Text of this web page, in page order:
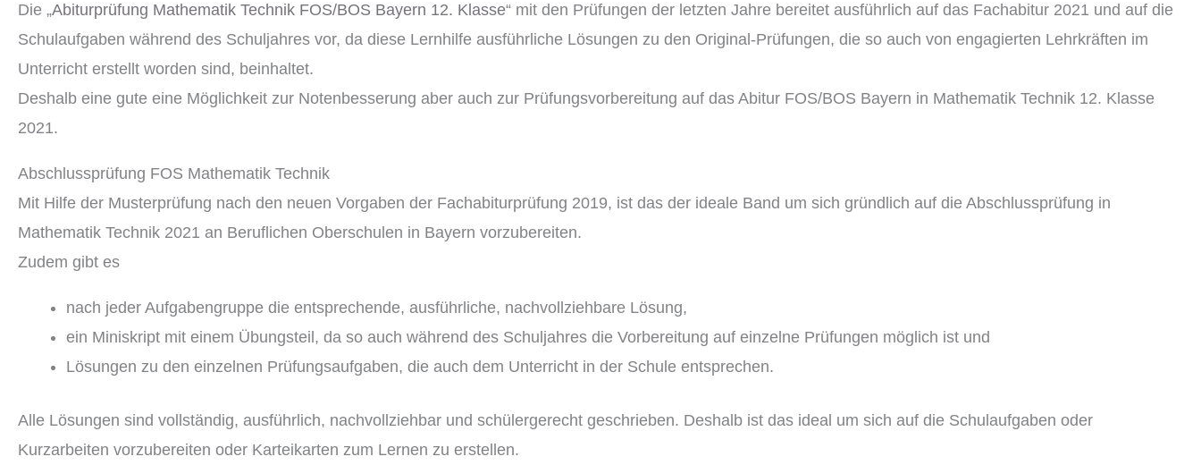
Die „Abiturprüfung Mathematik Technik FOS/BOS Bayern 12. Klasse“ mit den Prüfungen der letzten Jahre bereitet ausführlich auf das Fachabitur 2021 und auf die
Schulaufgaben während des Schuljahres vor, da diese Lernhilfe ausführliche Lösungen zu den Original-Prüfungen, die so auch von engagierten Lehrkräften im
Unterricht erstellt worden sind, beinhaltet.
Deshalb eine gute eine Möglichkeit zur Notenbesserung aber auch zur Prüfungsvorbereitung auf das Abitur FOS/BOS Bayern in Mathematik Technik 12. Klasse
2021.
Abschlussprüfung FOS Mathematik Technik
Mit Hilfe der Musterprüfung nach den neuen Vorgaben der Fachabiturprüfung 2019, ist das der ideale Band um sich gründlich auf die Abschlussprüfung in
Mathematik Technik 2021 an Beruflichen Oberschulen in Bayern vorzubereiten.
Zudem gibt es
nach jeder Aufgabengruppe die entsprechende, ausführliche, nachvollziehbare Lösung,
ein Miniskript mit einem Übungsteil, da so auch während des Schuljahres die Vorbereitung auf einzelne Prüfungen möglich ist und
Lösungen zu den einzelnen Prüfungsaufgaben, die auch dem Unterricht in der Schule entsprechen.
Alle Lösungen sind vollständig, ausführlich, nachvollziehbar und schülergerecht geschrieben. Deshalb ist das ideal um sich auf die Schulaufgaben oder
Kurzarbeiten vorzubereiten oder Karteikarten zum Lernen zu erstellen.